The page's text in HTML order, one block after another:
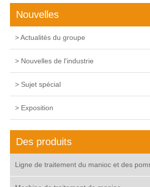
Nouvelles
> Actualités du groupe
> Nouvelles de l'industrie
> Sujet spécial
> Exposition
Des produits
Ligne de traitement du manioc et des